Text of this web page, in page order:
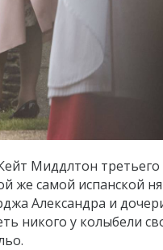
Миддлтон третьего
же самой испанской
Александра и
никого у колыбели